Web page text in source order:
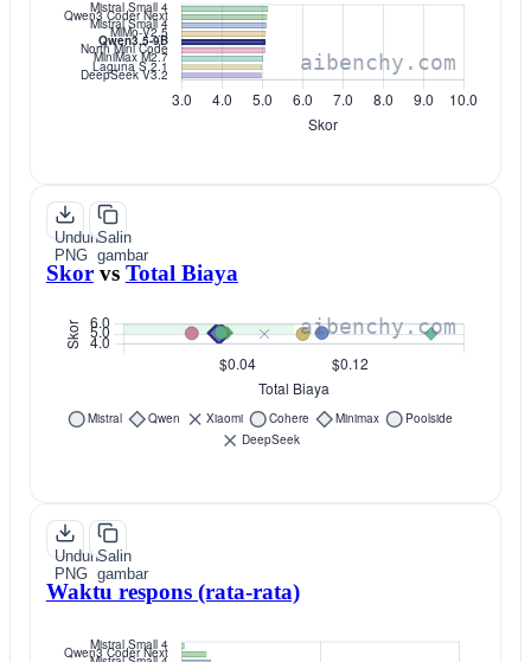
Unduh
PNG
Salin
gambar
Skor vs Total Biaya
Unduh
PNG
Salin
gambar
Waktu respons (rata-rata)